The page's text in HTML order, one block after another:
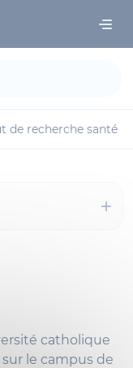
de recherche santé
catholique
le campus de